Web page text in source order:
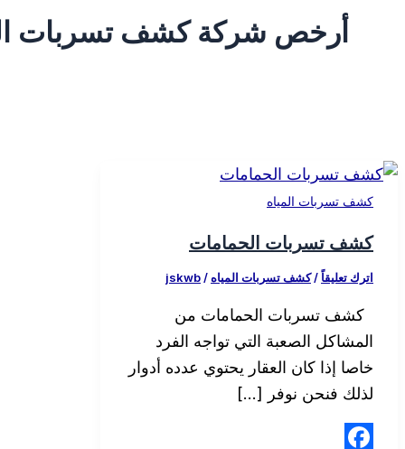
أرخص شركة كشف تسربات
كشف تسربات المياه
كشف تسربات الحمامات
اترك تعليقاً/كشف تسربات المياه/
jskwb
كشف تسربات الحمامات من
المشاكل الصعبة التي تواجه الفرد
خاصا إذا كان العقار يحتوي عدده أدوار
لذلك فنحن نوفر […]